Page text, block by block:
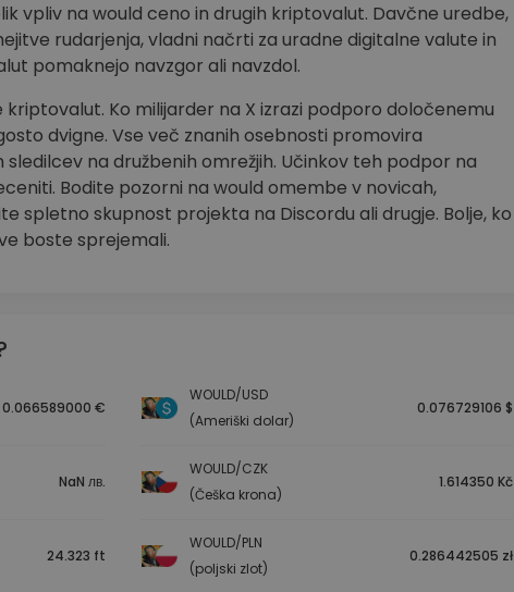
vpliv na would ceno in drugih kriptovalut. Davčne uredbe,
rudarjenja, vladni načrti za uradne digitalne valute in
pomaknejo navzgor ali navzdol.
kriptovalut. Ko milijarder na X izrazi podporo določenemu
dvigne. Vse več znanih osebnosti promovira
na družbenih omrežjih. Učinkov teh podpor na
Bodite pozorni na would omembe v novicah,
spletno skupnost projekta na Discordu ali drugje. Bolje, ko
boste sprejemali.
0.066589000 €
WOULD/USD
(Ameriški dolar)
0.076729106 $
NaN лв.
WOULD/CZK
(Češka krona)
1.614350 Kč
24.323 ft
WOULD/PLN
(poljski zlot)
0.286442505 zł